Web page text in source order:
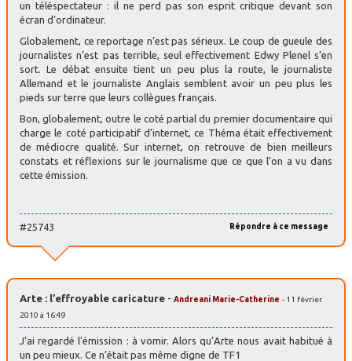
un téléspectateur : il ne perd pas son esprit critique devant son
écran d’ordinateur.
Globalement, ce reportage n’est pas sérieux. Le coup de gueule des
journalistes n’est pas terrible, seul effectivement Edwy Plenel s’en
sort. Le débat ensuite tient un peu plus la route, le journaliste
Allemand et le journaliste Anglais semblent avoir un peu plus les
pieds sur terre que leurs collègues français.
Bon, globalement, outre le coté partial du premier documentaire qui
charge le coté participatif d’internet, ce Théma était effectivement
de médiocre qualité. Sur internet, on retrouve de bien meilleurs
constats et réflexions sur le journalisme que ce que l’on a vu dans
cette émission.
Répondre à ce message
#25743
Arte : l’effroyable caricature - Andreani Marie-Catherine - 11 février
2010 à 16:49
J’ai regardé l’émission : à vomir. Alors qu’Arte nous avait habitué à
un peu mieux. Ce n’était pas même digne de TF1